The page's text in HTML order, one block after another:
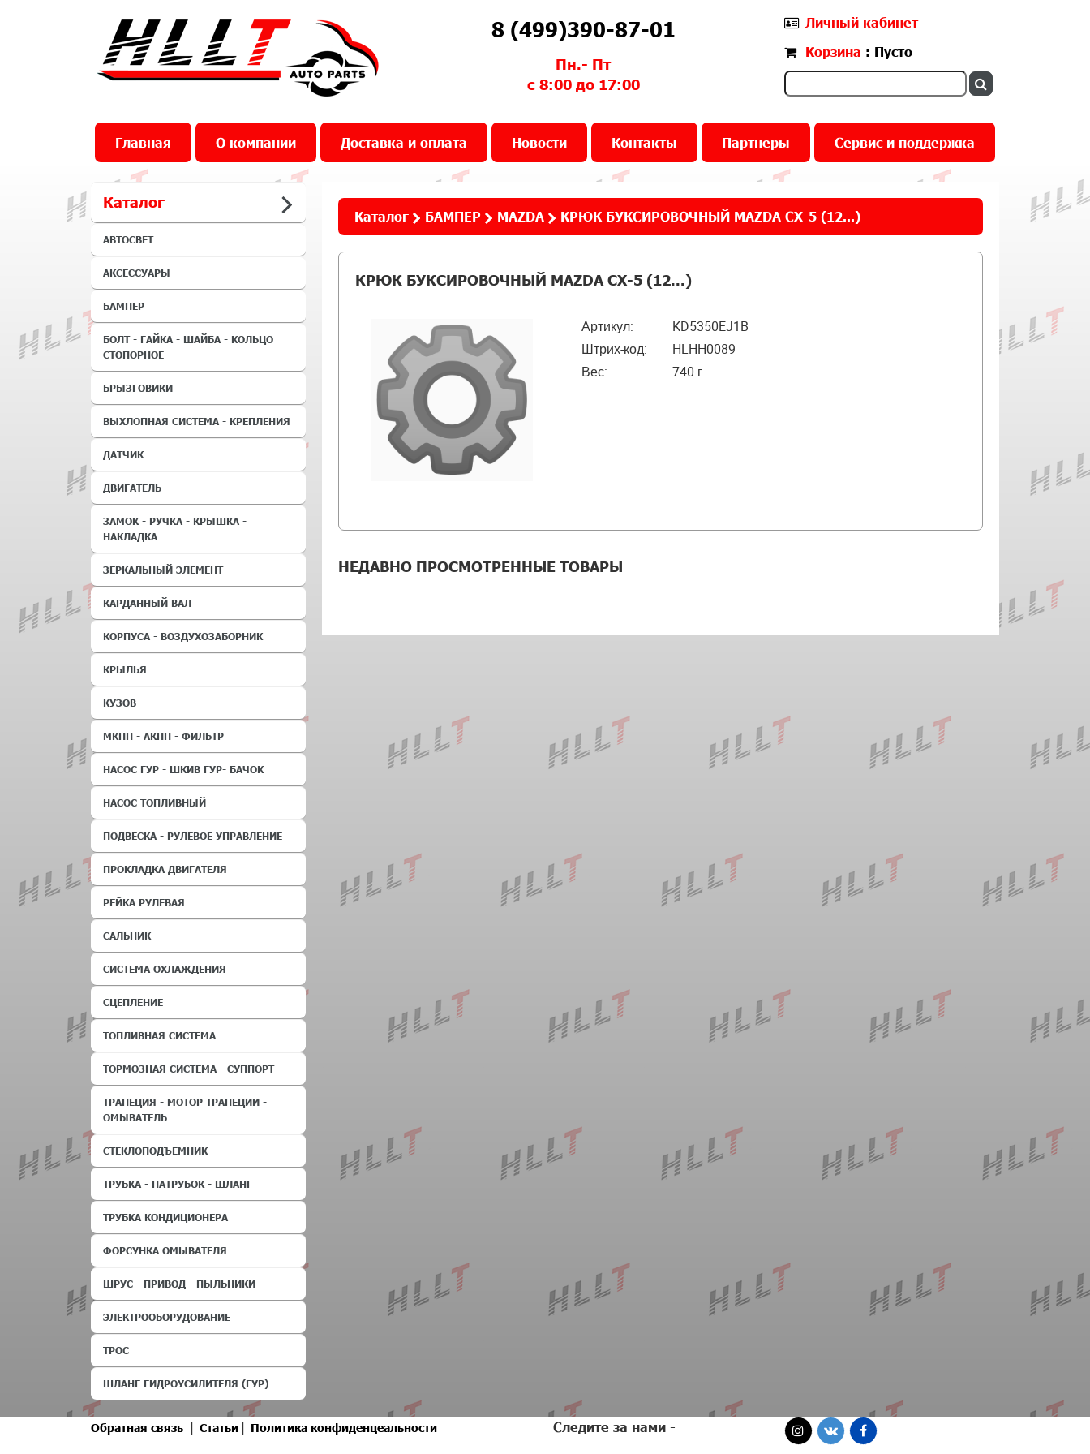
8 (499)390-87-01
Пн.- Пт
с 8:00 до 17:00
Личный кабинет
Корзина : Пусто
Главная О компании Доставка и оплата Новости Контакты Партнеры Сервис и поддержка
Каталог
АВТОСВЕТ
АКСЕССУАРЫ
БАМПЕР
БОЛТ - ГАЙКА - ШАЙБА - КОЛЬЦО
СТОПОРНОЕ
БРЫЗГОВИКИ
ВЫХЛОПНАЯ СИСТЕМА - КРЕПЛЕНИЯ
ДАТЧИК
ДВИГАТЕЛЬ
ЗАМОК - РУЧКА - КРЫШКА -
НАКЛАДКА
ЗЕРКАЛЬНЫЙ ЭЛЕМЕНТ
КАРДАННЫЙ ВАЛ
КОРПУСА - ВОЗДУХОЗАБОРНИК
КРЫЛЬЯ
КУЗОВ
МКПП - АКПП - ФИЛЬТР
НАСОС ГУР - ШКИВ ГУР- БАЧОК
НАСОС ТОПЛИВНЫЙ
ПОДВЕСКА - РУЛЕВОЕ УПРАВЛЕНИЕ
ПРОКЛАДКА ДВИГАТЕЛЯ
РЕЙКА РУЛЕВАЯ
САЛЬНИК
СИСТЕМА ОХЛАЖДЕНИЯ
СЦЕПЛЕНИЕ
ТОПЛИВНАЯ СИСТЕМА
ТОРМОЗНАЯ СИСТЕМА - СУППОРТ
ТРАПЕЦИЯ - МОТОР ТРАПЕЦИИ -
ОМЫВАТЕЛЬ
СТЕКЛОПОДЪЕМНИК
ТРУБКА - ПАТРУБОК - ШЛАНГ
ТРУБКА КОНДИЦИОНЕРА
ФОРСУНКА ОМЫВАТЕЛЯ
ШРУС - ПРИВОД - ПЫЛЬНИКИ
ЭЛЕКТРООБОРУДОВАНИЕ
ТРОС
ШЛАНГ ГИДРОУСИЛИТЕЛЯ (ГУР)
Каталог БАМПЕР MAZDA КРЮК БУКСИРОВОЧНЫЙ MAZDA CX-5 (12...)
КРЮК БУКСИРОВОЧНЫЙ MAZDA CX-5 (12...)
Артикул:
KD5350EJ1B
Штрих-код:
HLHH0089
Вес:
740 г
НЕДАВНО ПРОСМОТРЕННЫЕ ТОВАРЫ
Обратная связь | Статьи | Политика конфиденцеальности Следите за нами -